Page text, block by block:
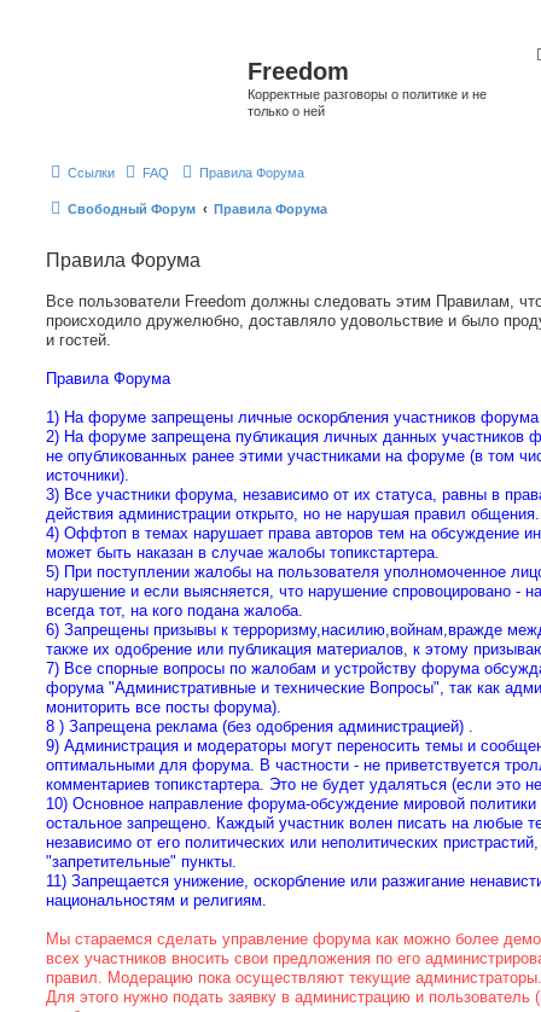
Freedom
Корректные разговоры о политике и не
только о ней
Ссылки FAQ Правила Форума
Свободный Форум Правила Форума
Правила Форума
Все пользователи Freedom должны следовать этим Правилам,
происходило дружелюбно, доставляло удовольствие и было
и гостей.
Правила Форума
1) На форуме запрещены личные оскорбления участников форума
2) На форуме запрещена публикация личных данных участников
не опубликованных ранее этими участниками на форуме (в том
источники).
3) Все участники форума, независимо от их статуса, равны в
действия администрации открыто, но не нарушая правил общения.
4) Оффтоп в темах нарушает права авторов тем на обсуждение
может быть наказан в случае жалобы топикстартера.
5) При поступлении жалобы на пользователя уполномоченное
нарушение и если выясняется, что нарушение спровоцировано -
всегда тот, на кого подана жалоба.
6) Запрещены призывы к терроризму,насилию,войнам,вражде
также их одобрение или публикация материалов, к этому
7) Все спорные вопросы по жалобам и устройству форума
форума "Административные и технические Вопросы", так как
мониторить все посты форума).
8 ) Запрещена реклама (без одобрения администрацией) .
9) Администрация и модераторы могут переносить темы и
оптимальными для форума. В частности - не приветствуется
комментариев топикстартера. Это не будет удаляться (если это
10) Основное направление форума-обсуждение мировой политики
остальное запрещено. Каждый участник волен писать на любые
независимо от его политических или неполитических
"запретительные" пункты.
11) Запрещается унижение, оскорбление или разжигание
национальностям и религиям.
Мы стараемся сделать управление форума как можно более
всех участников вносить свои предложения по его
правил. Модерацию пока осуществляют текущие
Для этого нужно подать заявку в администрацию и пользователь